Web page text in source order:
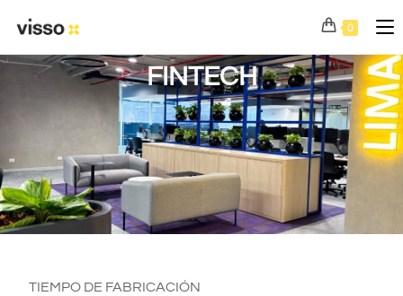
0
FINTECH
TIEMPO DE FABRICACIÓN